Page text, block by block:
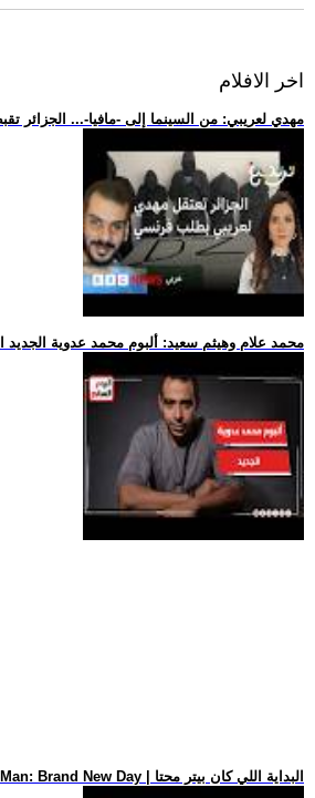
اخر الافلام
.. مهدي لعريبي: من السينما إلى -مافيا-... الجزائر
.. محمد علام وهيثم سعيد: ألبوم محمد عدوية الجديد
.. فيلم Spider-Man: Brand New Day | البداية اللي كان بيتر محتا